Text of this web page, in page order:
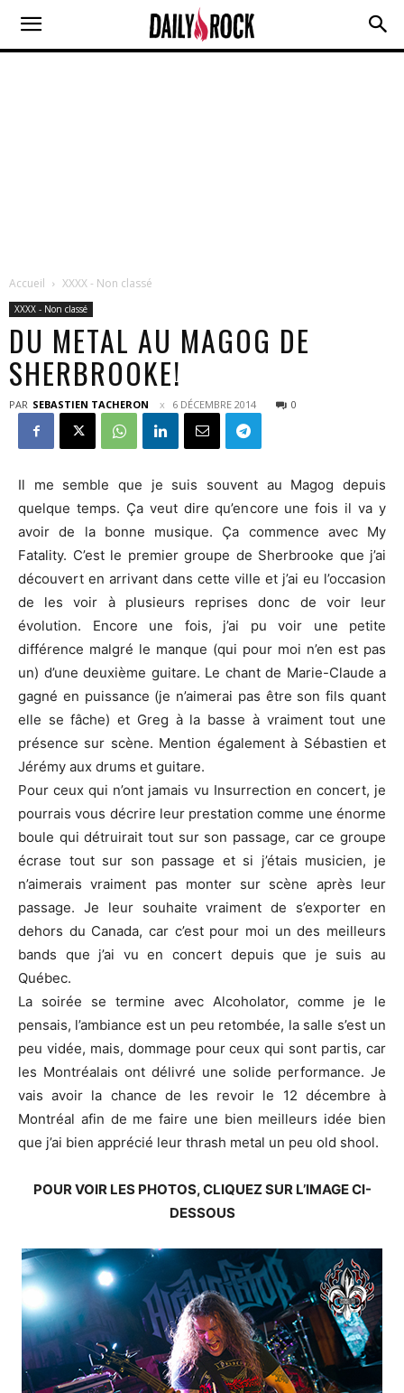
Accueil XXXX - Non classé
XXXX - Non classé
DU METAL AU MAGOG DE
SHERBROOKE!
PAR SEBASTIEN TACHERON 6 DÉCEMBRE 2014 0
Il me semble que je suis souvent au Magog depuis
quelque temps. Ça veut dire qu’encore une fois il va y
avoir de la bonne musique. Ça commence avec My
Fatality. C’est le premier groupe de Sherbrooke que j’ai
découvert en arrivant dans cette ville et j’ai eu l’occasion
de les voir à plusieurs reprises donc de voir leur
évolution. Encore une fois, j’ai pu voir une petite
différence malgré le manque (qui pour moi n’en est pas
un) d’une deuxième guitare. Le chant de Marie-Claude a
gagné en puissance (je n’aimerai pas être son fils quant
elle se fâche) et Greg à la basse à vraiment tout une
présence sur scène. Mention également à Sébastien et
Jérémy aux drums et guitare.
Pour ceux qui n’ont jamais vu Insurrection en concert, je
pourrais vous décrire leur prestation comme une énorme
boule qui détruirait tout sur son passage, car ce groupe
écrase tout sur son passage et si j’étais musicien, je
n’aimerais vraiment pas monter sur scène après leur
passage. Je leur souhaite vraiment de s’exporter en
dehors du Canada, car c’est pour moi un des meilleurs
bands que j’ai vu en concert depuis que je suis au
Québec.
La soirée se termine avec Alcoholator, comme je le
pensais, l’ambiance est un peu retombée, la salle s’est un
peu vidée, mais, dommage pour ceux qui sont partis, car
les Montréalais ont délivré une solide performance. Je
vais avoir la chance de les revoir le 12 décembre à
Montréal afin de me faire une bien meilleurs idée bien
que j’ai bien apprécié leur thrash metal un peu old shool.
POUR VOIR LES PHOTOS, CLIQUEZ SUR L’IMAGE CI-
DESSOUS